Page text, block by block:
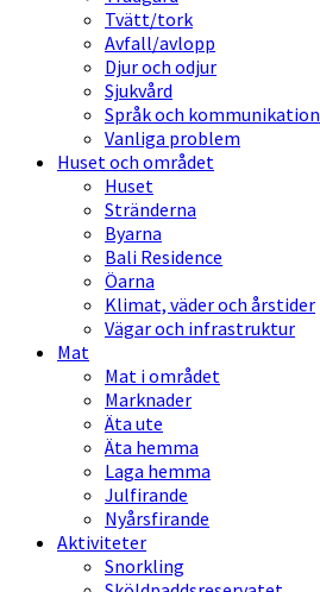
Tvätt/tork
Avfall/avlopp
Djur och odjur
Sjukvård
Språk och kommunikation
Vanliga problem
Huset och området
Huset
Stränderna
Byarna
Bali Residence
Öarna
Klimat, väder och årstider
Vägar och infrastruktur
Mat
Mat i området
Marknader
Äta ute
Äta hemma
Laga hemma
Julfirande
Nyårsfirande
Aktiviteter
Snorkling